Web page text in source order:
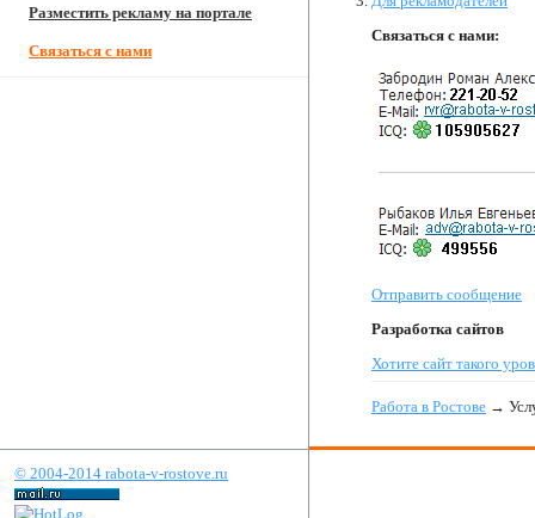
Разместить рекламу на портале
Связаться с нами
Связаться с нами:
Отправить сообщение
Разработка сайтов
Хотите сайт такого
Работа в Ростове →
© 2004-2014 rabota-v-rostove.ru